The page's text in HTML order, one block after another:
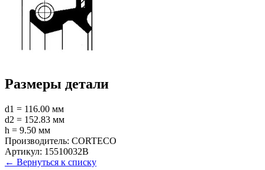
Размеры детали
d1 = 116.00 мм
d2 = 152.83 мм
h = 9.50 мм
Производитель: CORTECO
Артикул: 15510032B
← Вернуться к списку